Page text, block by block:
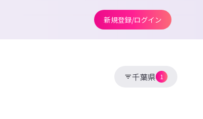
新規登録/ログイン
千葉県 1